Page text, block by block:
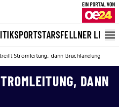
SPORTSTARSFELLNER LIVE
Stromleitung, dann Bruchlandung
DANN